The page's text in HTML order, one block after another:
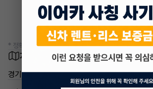
* 정확한 정보는 판매자와 반드시 확인하시기 바랍니다.
차량 위치
경기 화성시 만세구 향남읍 행정리